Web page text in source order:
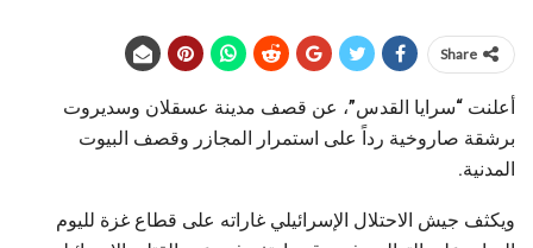
Share
أعلنت “سرايا القدس”، عن قصف مدينة عسقلان وسديروت
برشقة صاروخية رداً على استمرار المجازر وقصف البيوت
المدنية.
ويكثف جيش الاحتلال الإسرائيلي غاراته على قطاع غزة لليوم